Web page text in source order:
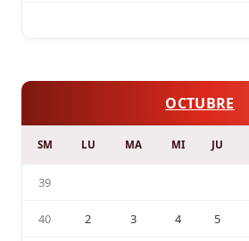
OCTUBRE
SM LU MA MI JU
39
40 2 3 4 5